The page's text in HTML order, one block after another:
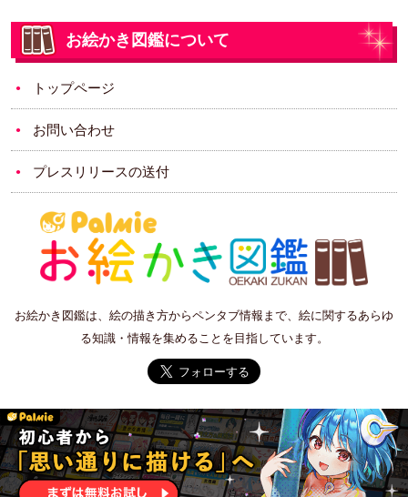
お絵かき図鑑について
トップページ
お問い合わせ
プレスリリースの送付
お絵かき図鑑は、絵の描き方からペンタブ情報まで、絵に関するあらゆ
る知識・情報を集めることを目指しています。